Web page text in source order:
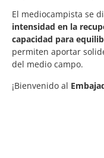
El mediocampista se
intensidad en la
capacidad para
permiten aportar
del medio campo.
¡Bienvenido al